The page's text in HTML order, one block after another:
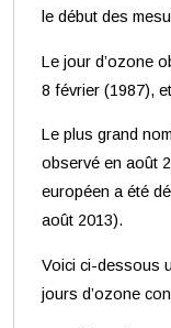
le début des
Le jour d’ozone
8 février (1987),
Le plus grand
observé en août
européen a été
août 2013).
Voici ci-dessous
jours d’ozone